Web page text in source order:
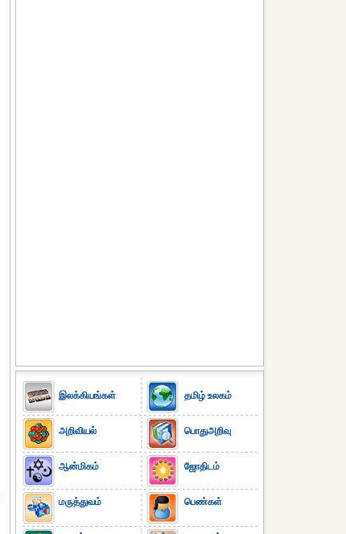
இலக்கியங்கள்
அறிவியல்
ஆன்மிகம்
மருத்துவம்
தமிழ் உலகம்
பொதுஅறிவு
ஜோதிடம்
பெண்கள்